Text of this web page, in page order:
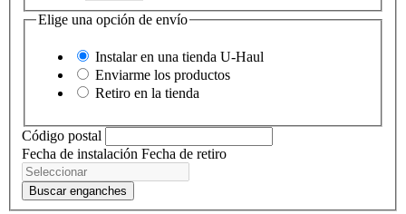
Elige una opción de envío
Instalar en una tienda U-Haul
Enviarme los productos
Retiro en la tienda
Código postal
Fecha de instalación Fecha de retiro
Buscar enganches